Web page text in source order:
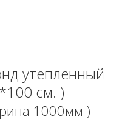
утепленный
см. )
1000мм )